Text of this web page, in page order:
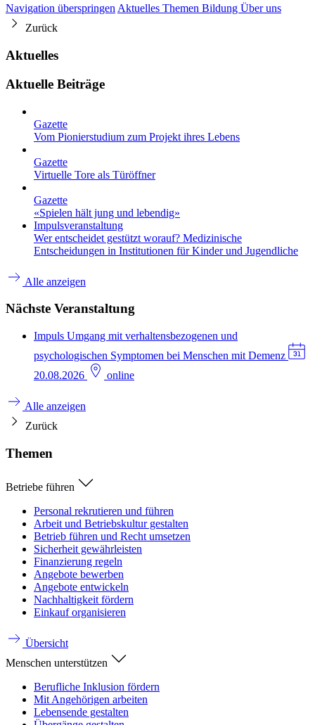
Navigation überspringen Aktuelles Themen Bildung Über uns
Zurück
Aktuelles
Aktuelle Beiträge
Gazette
Vom Pionierstudium zum Projekt ihres Lebens
Gazette
Virtuelle Tore als Türöffner
Gazette
«Spielen hält jung und lebendig»
Impulsveranstaltung
Wer entscheidet gestützt worauf? Medizinische
Entscheidungen in Institutionen für Kinder und Jugendliche
Alle anzeigen
Nächste Veranstaltung
Impuls Umgang mit verhaltensbezogenen und
psychologischen Symptomen bei Menschen mit Demenz
20.08.2026
online
Alle anzeigen
Zurück
Themen
Betriebe führen
Personal rekrutieren und führen
Arbeit und Betriebskultur gestalten
Betrieb führen und Recht umsetzen
Sicherheit gewährleisten
Finanzierung regeln
Angebote bewerben
Angebote entwickeln
Nachhaltigkeit fördern
Einkauf organisieren
Übersicht
Menschen unterstützen
Berufliche Inklusion fördern
Mit Angehörigen arbeiten
Lebensende gestalten